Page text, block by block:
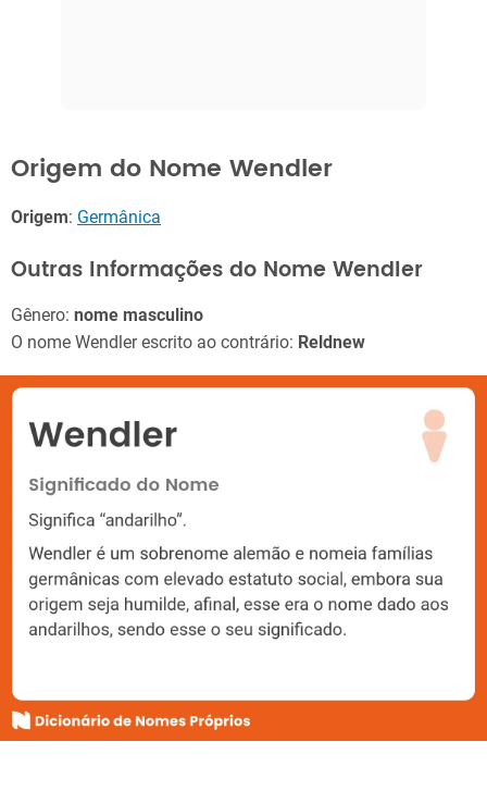
Origem do Nome Wendler
Origem: Germânica
Outras Informações do Nome Wendler
Gênero: nome masculino
O nome Wendler escrito ao contrário: Reldnew